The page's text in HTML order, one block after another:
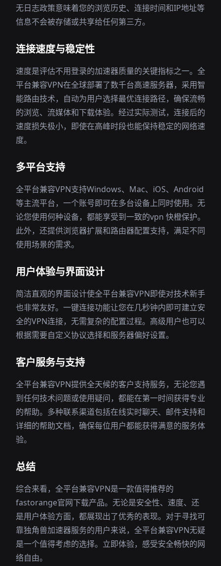
无日志政策意味着您的浏览历史、连接时间和IP地址等
信息不会被存储或共享给任何第三方。
连接速度与稳定性
速度是评估不用登录的加速器质量的关键指标之一。全
平台兼容VPN在全球部署了数千台高速服务器，采用智
能路由技术，自动为用户选择最优连接路径，确保流畅
的浏览、流媒体和下载体验。经过实际测试，连接后的
速度损失极小，即使在高峰时段也能保持稳定的网络速
度。
多平台支持
全平台兼容VPN支持Windows、Mac、iOS、Android
等主流平台，一个账号即可在多台设备上同时使用。无
论您使用何种设备，都能享受到一致的vpn 快橙保护。
此外，还提供浏览器扩展和路由器配置支持，满足不同
使用场景的需求。
用户体验与界面设计
简洁直观的界面设计使全平台兼容VPN即使对技术新手
也非常友好。一键连接功能让您在几秒钟内即可建立安
全的VPN连接，无需复杂的配置过程。高级用户也可以
根据需要自定义协议选择和服务器偏好设置。
客户服务与支持
全平台兼容VPN提供全天候的客户支持服务，无论您遇
到任何技术问题或使用疑问，都能在第一时间获得专业
的帮助。多种联系渠道包括在线实时聊天、邮件支持和
详细的帮助文档，确保每位用户都能获得满意的服务体
验。
总结
综合来看，全平台兼容VPN是一款值得推荐的
fastorange官网下载产品。无论是安全性、速度、还
是用户体验方面，都展现出了优秀的表现。对于寻找可
靠独角兽加速器服务的用户来说，全平台兼容VPN无疑
是一个值得考虑的选择。立即体验，感受安全畅快的网
络自由。